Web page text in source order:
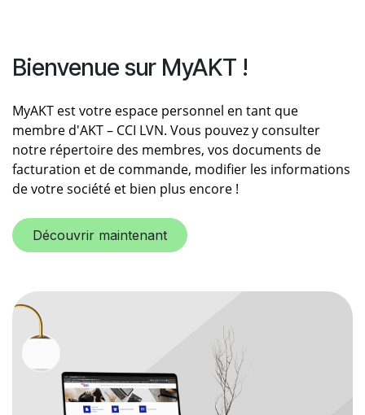
Bienvenue sur MyAKT !
MyAKT est votre espace personnel en tant que
membre d'AKT – CCI LVN. Vous pouvez y consulter
notre répertoire des membres, vos documents de
facturation et de commande, modifier les informations
de votre société et bien plus encore !
Découvrir maintenant